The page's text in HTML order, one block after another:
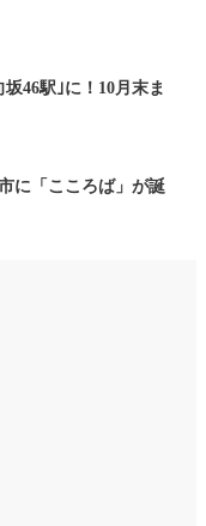
46駅｣に！10月末ま
に「こころば」が誕